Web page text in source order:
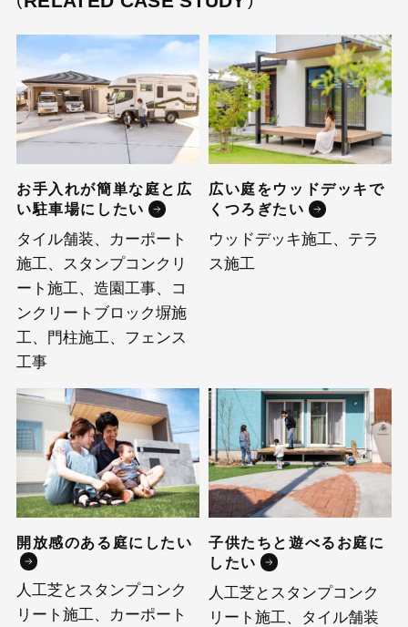
お手入れが簡単な庭と広
い駐車場にしたい
タイル舗装、カーポート
施工、スタンプコンクリ
ート施工、造園工事、コ
ンクリートブロック塀施
工、門柱施工、フェンス
工事
広い庭をウッドデッキで
くつろぎたい
ウッドデッキ施工、テラ
ス施工
開放感のある庭にしたい
人工芝とスタンプコンク
リート施工、カーポート
子供たちと遊べるお庭に
したい
人工芝とスタンプコンク
リート施工、タイル舗装